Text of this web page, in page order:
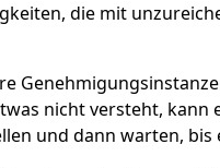
die mit
nicht versteht, kann
und dann warten,